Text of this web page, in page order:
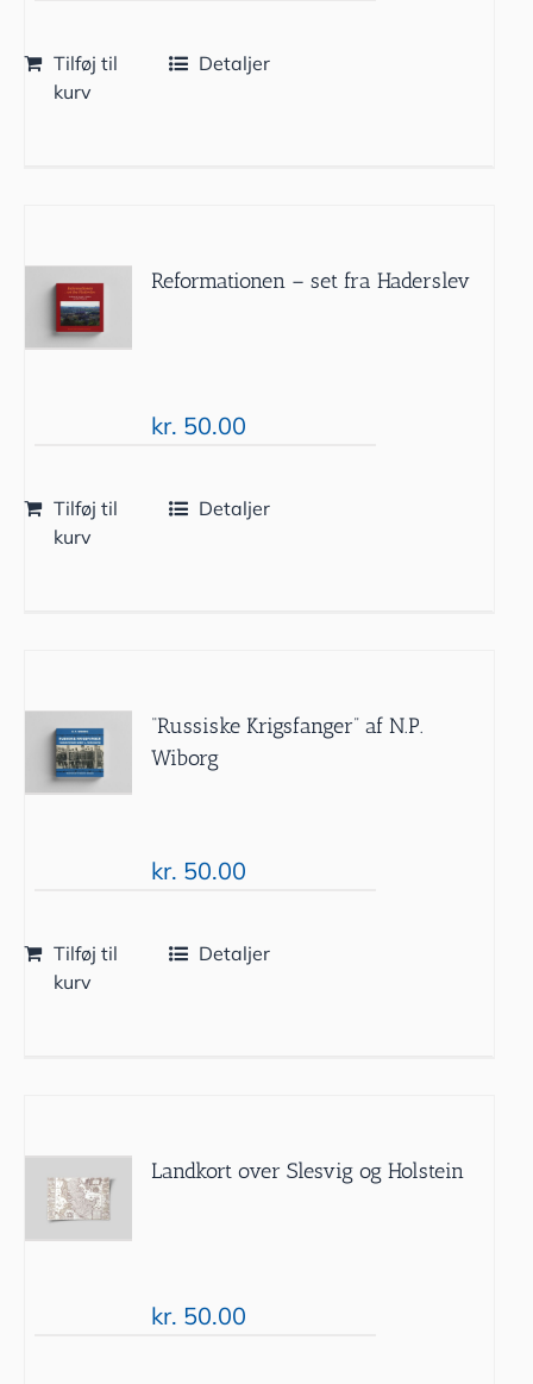
Tilføj til
kurv
Detaljer
Reformationen – set fra Haderslev
kr. 50.00
Tilføj til
kurv
Detaljer
“Russiske Krigsfanger” af N.P.
Wiborg
kr. 50.00
Tilføj til
kurv
Detaljer
Landkort over Slesvig og Holstein
kr. 50.00